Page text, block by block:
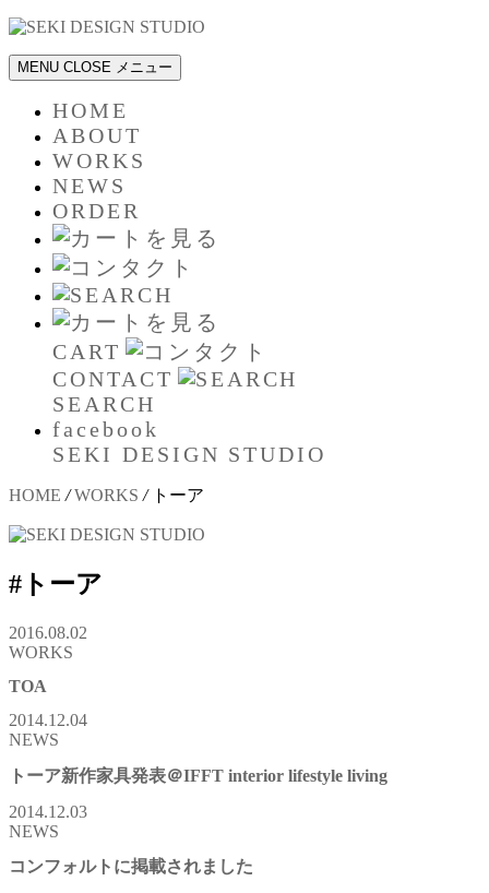
MENU CLOSE メニュー
HOME
ABOUT
WORKS
NEWS
ORDER
CART
CONTACT
SEARCH
facebook
SEKI DESIGN STUDIO
HOME / WORKS / トーア
#トーア
2016.08.02
WORKS
TOA
2014.12.04
NEWS
トーア新作家具発表＠IFFT interior lifestyle living
2014.12.03
NEWS
コンフォルトに掲載されました